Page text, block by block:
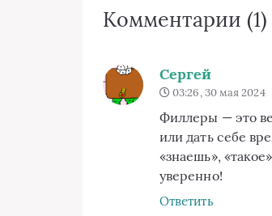
Комментарии (1)
Сергей
03:26, 30 мая 2024
Филлеры — это
или дать себе
«знаешь»,
уверенно!
Ответить